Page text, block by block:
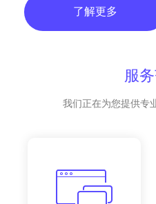
了解更多
服
我们正在为您提供专